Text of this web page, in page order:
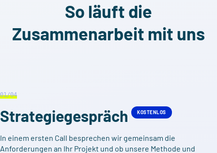
So läuft die
Zusammenarbeit mit uns
01/04
Strategie­gespräch KOSTENLOS
In einem ersten Call besprechen wir gemeinsam die
Anforderungen an Ihr Projekt und ob unsere Methode und